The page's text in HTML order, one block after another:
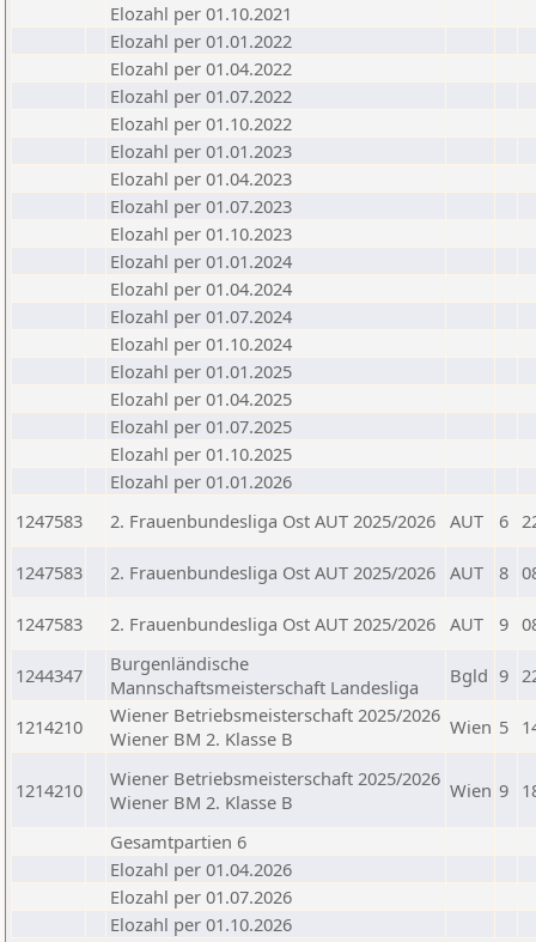
Elozahl per 01.10.2021
Elozahl per 01.01.2022
Elozahl per 01.04.2022
Elozahl per 01.07.2022
Elozahl per 01.10.2022
Elozahl per 01.01.2023
Elozahl per 01.04.2023
Elozahl per 01.07.2023
Elozahl per 01.10.2023
Elozahl per 01.01.2024
Elozahl per 01.04.2024
Elozahl per 01.07.2024
Elozahl per 01.10.2024
Elozahl per 01.01.2025
Elozahl per 01.04.2025
Elozahl per 01.07.2025
Elozahl per 01.10.2025
Elozahl per 01.01.2026
1247583
2. Frauenbundesliga Ost AUT 2025/2026 AUT 6
1247583 2. Frauenbundesliga Ost AUT 2025/2026 AUT 8
1247583 2. Frauenbundesliga Ost AUT 2025/2026 AUT 9
1244347
Burgenländische
Mannschaftsmeisterschaft Landesliga
Bgld 9
1214210
Wiener Betriebsmeisterschaft 2025/2026
Wiener BM 2. Klasse B
Wien 5
1214210
Wiener Betriebsmeisterschaft 2025/2026
Wiener BM 2. Klasse B
Wien 9
Gesamtpartien 6
Elozahl per 01.04.2026
Elozahl per 01.07.2026
Elozahl per 01.10.2026